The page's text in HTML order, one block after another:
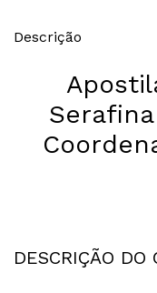
Descrição
DESCRIÇÃO DO